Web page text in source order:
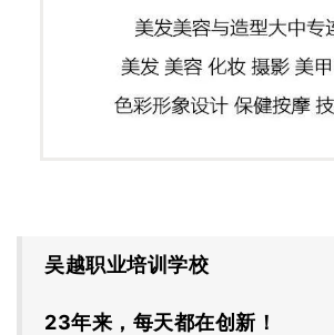
吴越职业培训学校
23年来，每天都在创新！